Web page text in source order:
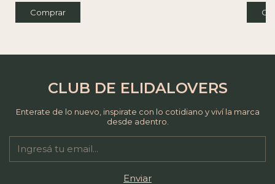
Comprar
CLUB DE ELIDALOVERS
Enterate de lo nuevo, inspirate con lo cotidiano y viví la marca
desde adentro.